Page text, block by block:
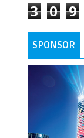
3 0 9
SPONSOR